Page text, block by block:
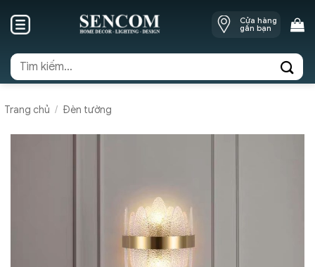
Cửa hàng
gần bạn
Tìm
kiếm:
Trang chủ / Đèn tường